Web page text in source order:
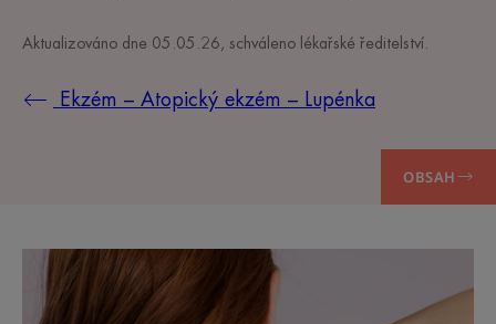
Aktualizováno dne 05.05.26 , schváleno lékařské ředitelství
Ekzém – Atopický ekzém – Lupénka
OBSAH